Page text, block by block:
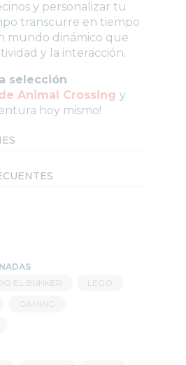
y personalizar tu
transcurre en tiempo
mundo dinámico que
y la interacción.
selección
Animal Crossing y
hoy mismo!
EL BUNKER
LEGO
GAMING